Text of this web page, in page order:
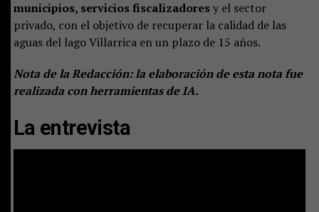
municipios, servicios fiscalizadoresy el sector
privado, con el objetivo de recuperar la calidad de las
aguas del lago Villarrica en un plazo de 15 años.
Nota de la Redacción: la elaboración de esta nota fue
realizada con herramientas de IA.
La entrevista